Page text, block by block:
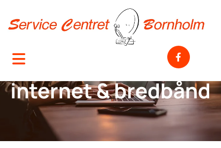
internet & bredbånd